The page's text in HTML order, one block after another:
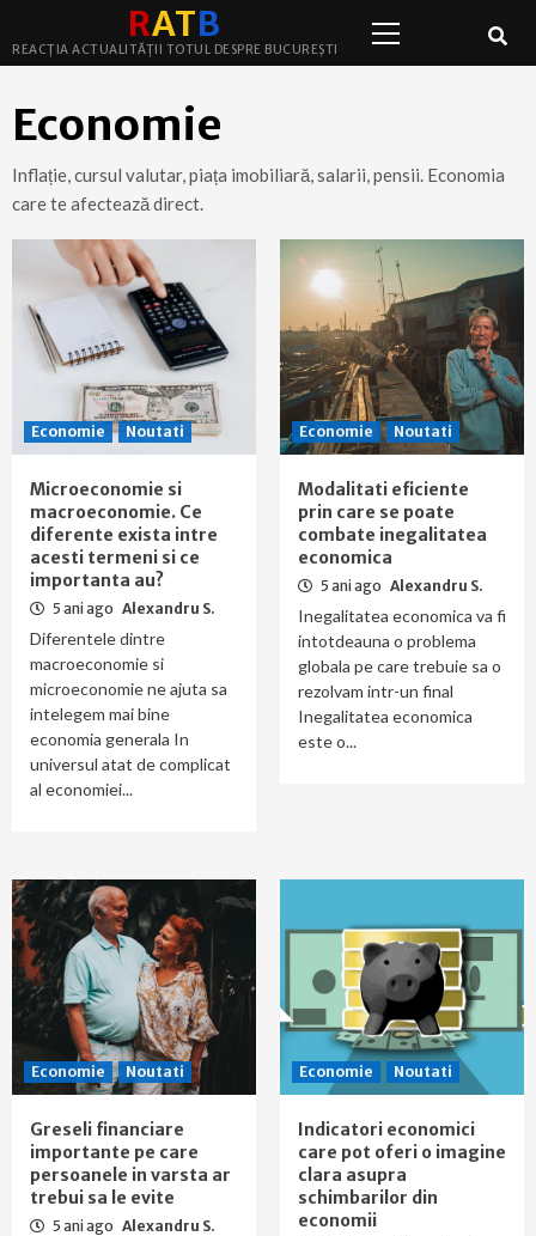
to
RATB
REACȚIA ACTUALITĂȚII TOTUL DESPRE BUCUREȘTI
Menu
Economie
Inflație, cursul valutar, piața imobiliară, salarii, pensii. Economia
care te afectează direct.
Economie Noutati
Microeconomie si
macroeconomie. Ce
diferente exista intre
acesti termeni si ce
importanta au?
5 ani ago Alexandru S.
Diferentele dintre
macroeconomie si
microeconomie ne ajuta sa
intelegem mai bine
economia generala In
universul atat de complicat
al economiei...
Economie Noutati
Modalitati eficiente
prin care se poate
combate inegalitatea
economica
5 ani ago Alexandru S.
Inegalitatea economica va fi
intotdeauna o problema
globala pe care trebuie sa o
rezolvam intr-un final
Inegalitatea economica
este o...
Economie Noutati
Greseli financiare
importante pe care
persoanele in varsta ar
trebui sa le evite
5 ani ago Alexandru S.
Economie Noutati
Indicatori economici
care pot oferi o imagine
clara asupra
schimbarilor din
economii